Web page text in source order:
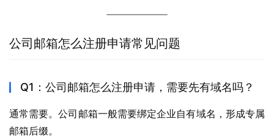
公司邮箱怎么注册申请常见问题
Q1：公司邮箱怎么注册申请，需要先有域名吗？
通常需要。公司邮箱一般需要绑定企业自有域名，形成专属
邮箱后缀。